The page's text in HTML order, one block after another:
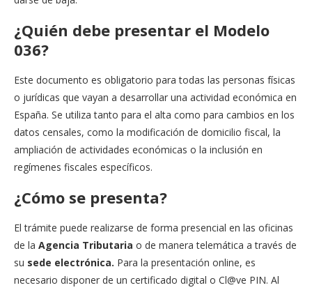
¿Quién debe presentar el Modelo
036?
Este documento es obligatorio para todas las personas físicas
o jurídicas que vayan a desarrollar una actividad económica en
España. Se utiliza tanto para el alta como para cambios en los
datos censales, como la modificación de domicilio fiscal, la
ampliación de actividades económicas o la inclusión en
regímenes fiscales específicos.
¿Cómo se presenta?
El trámite puede realizarse de forma presencial en las oficinas
de la Agencia Tributaria o de manera telemática a través de
su sede electrónica. Para la presentación online, es
necesario disponer de un certificado digital o Cl@ve PIN. Al